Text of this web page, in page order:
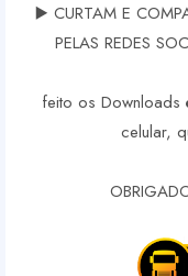
▶️ CURTAM E
PELAS REDES
feito os Downloads
celular,